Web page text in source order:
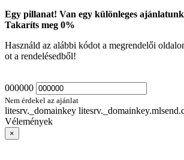
Egy pillanat! Van egy különleges
Takaríts meg 0%
Használd az alábbi kódot a megrendelői
ot a rendelésedből!
000000
Nem érdekel az ajánlat
litesrv._domainkey
Vélemények
×